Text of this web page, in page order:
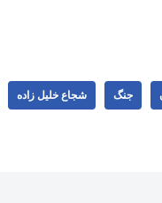
جنگ شجاع خلیل زاده